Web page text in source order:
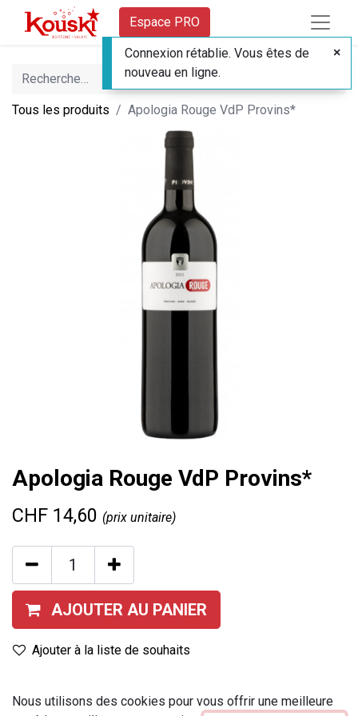
Espace PRO
Tous les produits Apologia Rouge VdP Provins*
Apologia Rouge VdP Provins*
CHF 14,60 (prix unitaire)
AJOUTER AU PANIER
Ajouter à la liste de souhaits
Nous utilisons des cookies pour vous offrir une meilleure
Connexion rétablie. Vous êtes de
nouveau en ligne.